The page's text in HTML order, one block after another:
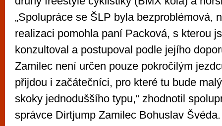
„Spolupráce se ŠLP byla bezproblémová,
realizaci pomohla paní Packová, s kterou
konzultoval a postupoval podle jejího
Zamilec není určen pouze pokročilým
přijdou i začátečníci, pro které tu bude
skoky jednoduššího typu,“ zhodnotil
správce Dirtjump Zamilec Bohuslav Švéda.